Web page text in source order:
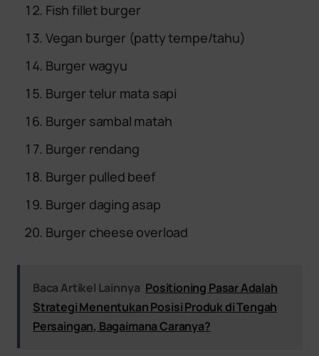
Fish fillet burger
Vegan burger (patty tempe/tahu)
Burger wagyu
Burger telur mata sapi
Burger sambal matah
Burger rendang
Burger pulled beef
Burger daging asap
Burger cheese overload
Baca Artikel Lainnya Positioning Pasar Adalah
Strategi Menentukan Posisi Produk di Tengah
Persaingan, Bagaimana Caranya?